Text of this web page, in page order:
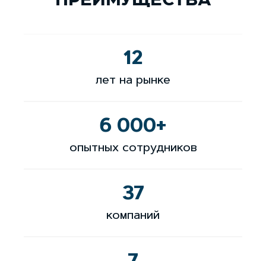
12
лет на рынке
6 000+
опытных сотрудников
37
компаний